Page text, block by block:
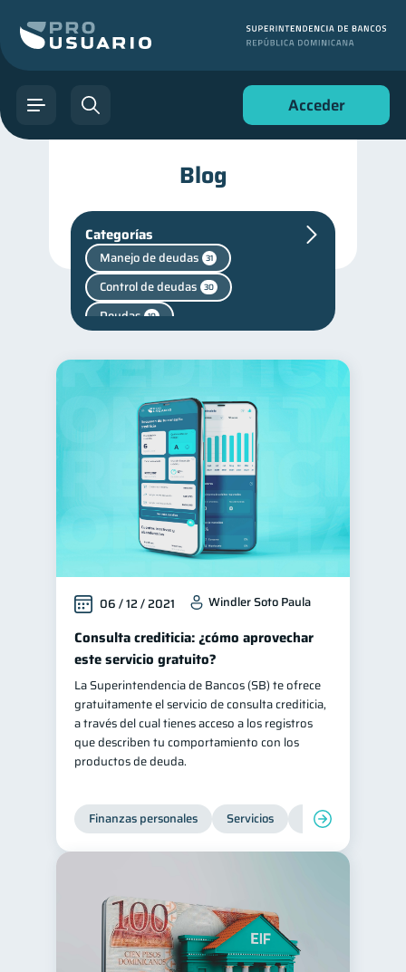
Acceder
Blog
Categorías
Manejo de deudas 31
Control de deudas 30
Deudas 10
inversiones
Finanzas personales 44
Educación financiera 31
Finanzas para jóvenes 30
Finanzas familiares 25
Inclusión financiera 22
Bienestar financiero 22
Finanzas para mujeres 20
Seguridad financiera 13
Salud financiera 12
Productos financieros
Organización Financiera 10
Entidad financiera 8
Préstamos Ahorro
Tarjeta de crédito 6
Ciberseguridad
Derechos & Deberes
Superintendencia de Bancos 4
Vacaciones 2
06 / 12 / 2021 Windler Soto Paula
Consulta crediticia: ¿cómo aprovechar
este servicio gratuito?
La Superintendencia de Bancos (SB) te ofrece
gratuitamente el servicio de consulta crediticia,
a través del cual tienes acceso a los registros
que describen tu comportamiento con los
productos de deuda.
Finanzas personales Servicios Inclusión financiera